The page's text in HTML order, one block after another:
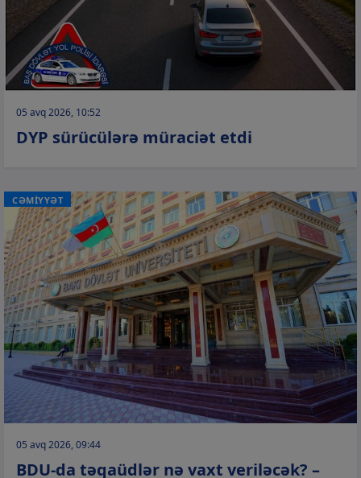
05 avq 2026, 10:52
DYP sürücülərə müraciət etdi
CƏMİYYƏT
05 avq 2026, 09:44
BDU-da təqaüdlər nə vaxt veriləcək? –